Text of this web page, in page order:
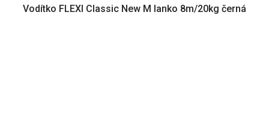
Vodítko FLEXI Classic New M lanko 8m/20kg černá